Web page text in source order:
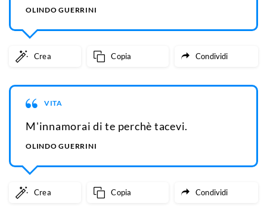
OLINDO GUERRINI
Crea Copia Condividi
VITA
M'innamorai di te perchè tacevi.
OLINDO GUERRINI
Crea Copia Condividi